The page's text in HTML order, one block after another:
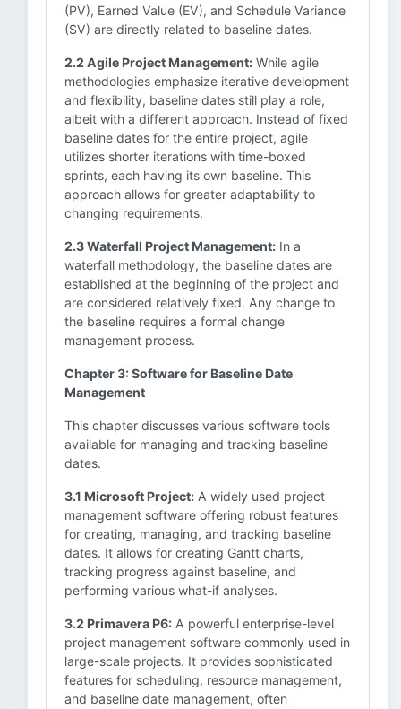
(PV), Earned Value (EV), and Schedule Variance
(SV) are directly related to baseline dates.
2.2 Agile Project Management: While agile
methodologies emphasize iterative development
and flexibility, baseline dates still play a role,
albeit with a different approach. Instead of fixed
baseline dates for the entire project, agile
utilizes shorter iterations with time-boxed
sprints, each having its own baseline. This
approach allows for greater adaptability to
changing requirements.
2.3 Waterfall Project Management: In a
waterfall methodology, the baseline dates are
established at the beginning of the project and
are considered relatively fixed. Any change to
the baseline requires a formal change
management process.
Chapter 3: Software for Baseline Date
Management
This chapter discusses various software tools
available for managing and tracking baseline
dates.
3.1 Microsoft Project: A widely used project
management software offering robust features
for creating, managing, and tracking baseline
dates. It allows for creating Gantt charts,
tracking progress against baseline, and
performing various what-if analyses.
3.2 Primavera P6: A powerful enterprise-level
project management software commonly used in
large-scale projects. It provides sophisticated
features for scheduling, resource management,
and baseline date management, often